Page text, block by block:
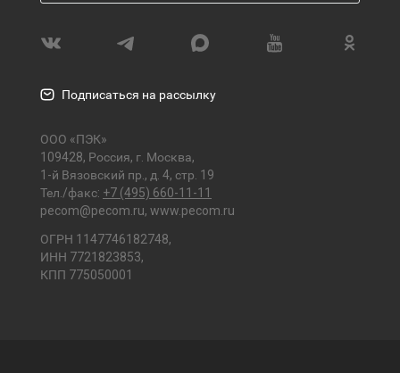
Подписаться на рассылку
ООО «ПЭК»
109428, Россия, г. Москва,
1-й Вязовский пр., д. 4, стр. 19
Тел./факс: +7 (495) 660-11-11
pecom@pecom.ru, www.pecom.ru
ОГРН 1147746182748,
ИНН 7721823853,
КПП 775050001